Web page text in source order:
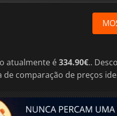
atualmente é334.90€..
de comparação de preços